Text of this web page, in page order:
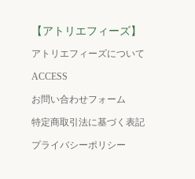
【アトリエフィーズ】
アトリエフィーズについて
ACCESS
お問い合わせフォーム
特定商取引法に基づく表記
プライバシーポリシー